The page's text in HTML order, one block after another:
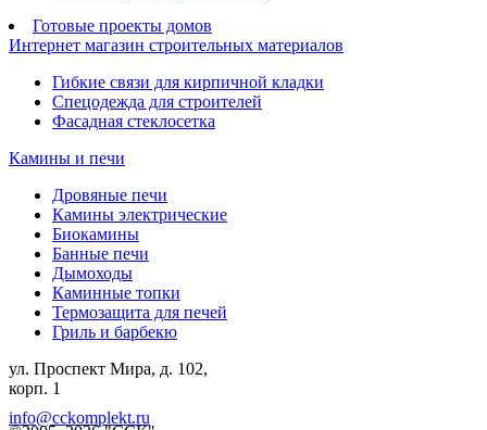
Готовые проекты домов
Интернет магазин строительных материалов
Гибкие связи для кирпичной кладки
Спецодежда для строителей
Фасадная стеклосетка
Камины и печи
Дровяные печи
Камины электрические
Биокамины
Банные печи
Дымоходы
Каминные топки
Термозащита для печей
Гриль и барбекю
ул. Проспект Мира, д. 102,
корп. 1
info@cckomplekt.ru